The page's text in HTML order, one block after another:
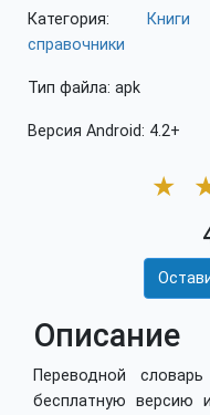
Категория:
справочники
Тип файла: apk
Версия Android: 4.2+
★
Описание
Переводной
бесплатную версию